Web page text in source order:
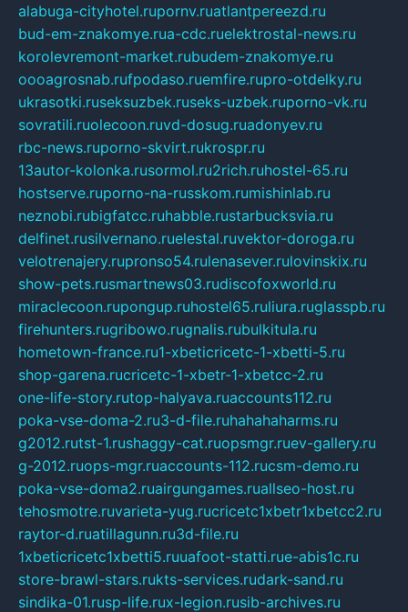
alabuga-cityhotel.rupornv.ruatlantpereezd.ru
bud-em-znakomye.rua-cdc.ruelektrostal-news.ru
korolevremont-market.rubudem-znakomye.ru
oooagrosnab.rufpodaso.ruemfire.rupro-otdelky.ru
ukrasotki.ruseksuzbek.ruseks-uzbek.ruporno-vk.ru
sovratili.ruolecoon.ruvd-dosug.ruadonyev.ru
rbc-news.ruporno-skvirt.rukrospr.ru
13autor-kolonka.rusormol.ru2rich.ruhostel-65.ru
hostserve.ruporno-na-russkom.rumishinlab.ru
neznobi.rubigfatcc.ruhabble.rustarbucksvia.ru
delfinet.rusilvernano.ruelestal.ruvektor-doroga.ru
velotrenajery.rupronso54.rulenasever.rulovinskix.ru
show-pets.rusmartnews03.rudiscofoxworld.ru
miraclecoon.rupongup.ruhostel65.ruliura.ruglasspb.ru
firehunters.rugribowo.rugnalis.rubulkitula.ru
hometown-france.ru1-xbeticricetc-1-xbetti-5.ru
shop-garena.rucricetc-1-xbetr-1-xbetcc-2.ru
one-life-story.rutop-halyava.ruaccounts112.ru
poka-vse-doma-2.ru3-d-file.ruhahahaharms.ru
g2012.rutst-1.rushaggy-cat.ruopsmgr.ruev-gallery.ru
g-2012.ruops-mgr.ruaccounts-112.rucsm-demo.ru
poka-vse-doma2.ruairgungames.ruallseo-host.ru
tehosmotre.ruvarieta-yug.rucricetc1xbetr1xbetcc2.ru
raytor-d.ruatillagunn.ru3d-file.ru
1xbeticricetc1xbetti5.ruuafoot-statti.rue-abis1c.ru
store-brawl-stars.rukts-services.rudark-sand.ru
sindika-01.rusp-life.rux-legion.rusib-archives.ru